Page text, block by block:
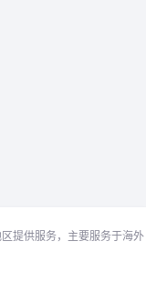
提供服务，主要服务于海外